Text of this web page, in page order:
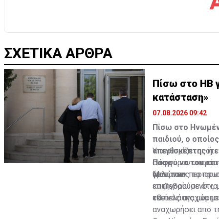
ΣΧΕΤΙΚΑ ΑΡΘΡΑ
Πίσω στο ΗΒ
κατάσταση»
07.08.2026 09:42
Πίσω στο
παιδιού, ο
απερίσκεπτης ή
Πάφου να του
γιου του.
Υπενθυμίζεται
συνηγόρου
άρση των
κατηγορούμενο
του.
Μιλώντας το
επιβεβαίωσε
εκείνος
«Ο πελάτης μου
αναχωρήσει από